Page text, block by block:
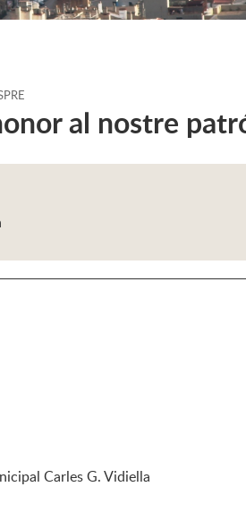
al nostre
Carles G. Vidiella